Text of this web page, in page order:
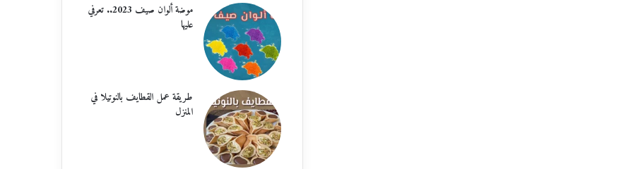
موضة ألوان صيف 2023.. تعرفي
عليها
طريقة عمل القطايف بالنوتيلا في
المنزل